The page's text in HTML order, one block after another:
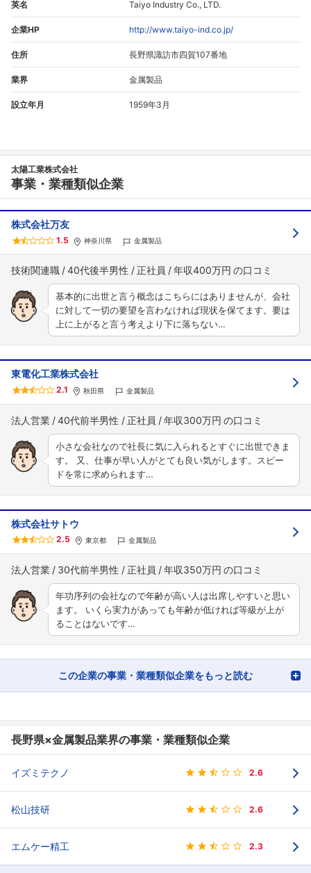
英名 Taiyo Industry Co., LTD.
企業HP http://www.taiyo-ind.co.jp/
住所 長野県諏訪市四賀107番地
業界 金属製品
設立年月 1959年3月
太陽工業株式会社
事業・業種類似企業
株式会社万友
1.5 神奈川県 金属製品
技術関連職 40代後半男性 正社員 年収400万円
基本的に出世と言う概念はこちらにはありませんが、会社
に対して一切の要望を言わなければ現状を保てます。要は
上に上がると言う考えより下に落ちない…
東電化工業株式会社
2.1 秋田県 金属製品
法人営業 40代前半男性 正社員 年収300万円
小さな会社なので社長に気に入られるとすぐに出世できま
す。 又、仕事が早い人がとても良い気がします。スピー
ドを常に求められます…
株式会社サトウ
2.5 東京都 金属製品
法人営業 30代前半男性 正社員 年収350万円
年功序列の会社なので年齢が高い人は出席しやすいと思い
ます。 いくら実力があっても年齢が低ければ等級が上が
ることはないです…
この企業の事業・業種類似企業をもっと読む
長野県×金属製品業界の事業・業種類似企業
イズミテクノ 2.6
松山技研 2.6
エムケー精工 2.3